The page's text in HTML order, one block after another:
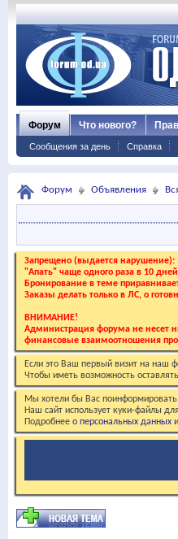
Форум
Сообщения за день Справка
Что нового?
Форум Объявления
Запрещено (выдается нарушение):
"Апать" чаще одного раза в 10
Бронирование в теме
Заказы делать только в ЛС, о
ВНИМАНИЕ!
Администрация форума не несет
финансовые взаимоотношения
Если это Ваш первый визит на наш
Чтобы иметь возможность
Мы хотели бы Вас
Наш сайт использует куки-файлы
Подробнее о персональных данных